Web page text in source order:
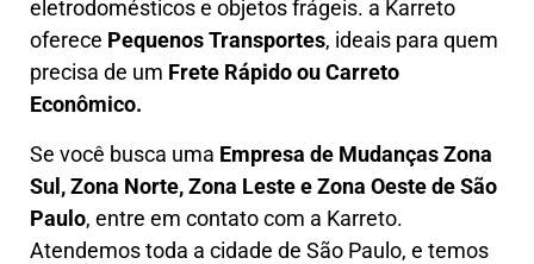
eletrodomésticos e objetos frágeis. a Karreto
oferece Pequenos Transportes, ideais para quem
precisa de um Frete Rápido ou Carreto
Econômico.
Se você busca uma Empresa de Mudanças Zona
Sul, Zona Norte, Zona Leste e Zona Oeste de São
Paulo, entre em contato com a Karreto.
Atendemos toda a cidade de São Paulo, e temos